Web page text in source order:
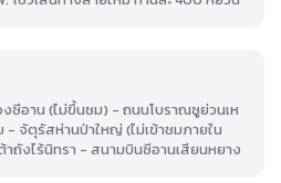
ซีอาน (ไม่ขึ้นชม) - ถนนโบราณซูย่วนเห
- จัตุรัสห่านป่าใหญ่ (ไม่เข้าชมภายใน
ถังไร้นิทรา - สนามบินซีอานเสียนหยาง